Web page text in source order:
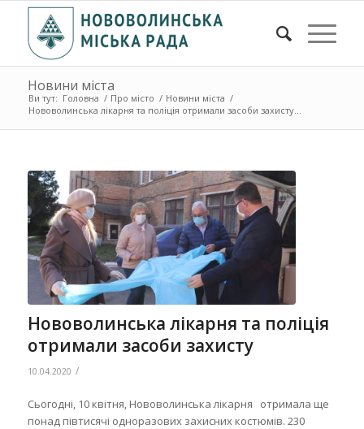
Новини міста
Ви тут: Головна / Про місто / Новини міста /
Нововолинська лікарня та поліція отримали засоби захисту...
Нововолинська лікарня та поліція
отримали засоби захисту
10.04.2020 /
Сьогодні, 10 квітня, Нововолинська лікарня отримала ще
понад півтисячі одноразових захисних костюмів. 230